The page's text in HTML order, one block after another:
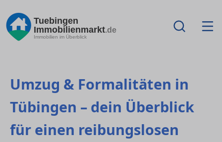
Tuebingen
Immobilienmarkt.de
Immobilien im Überblick
Umzug & Formalitäten in
Tübingen – dein Überblick
für einen reibungslosen